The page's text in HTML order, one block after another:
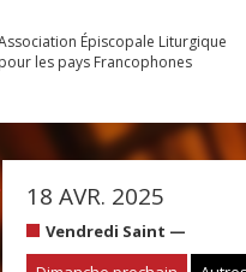
Épiscopale Liturgique
pour les pays Francophones
18 AVR. 2025
Vendredi Saint —